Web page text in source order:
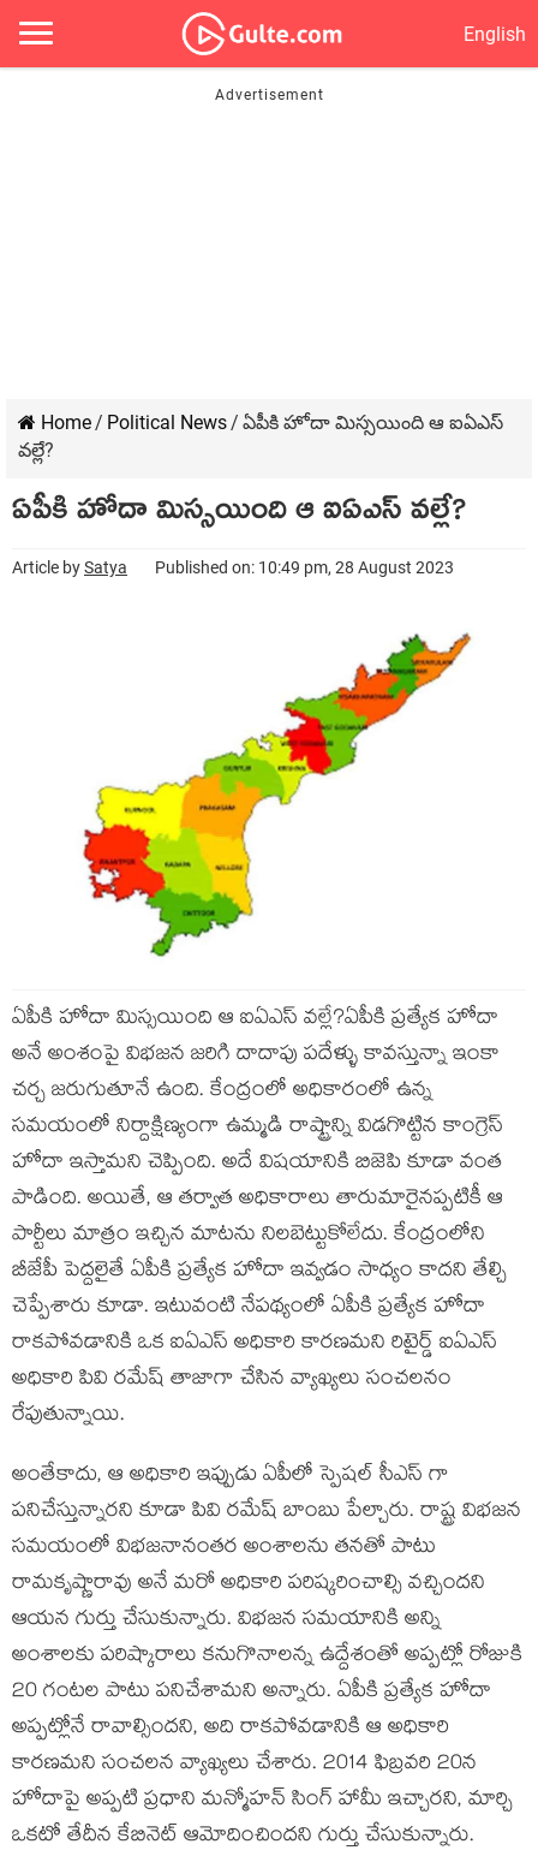
English
Home/ Political News/ ఏపీకి హోదా మిస్సయింది ఆ ఐఏఎస్
వల్లే?
ఏపీకి హోదా మిస్సయింది ఆ ఐఏఎస్ వల్లే?
Article bySatya Published on: 10:49 pm, 28 August 2023
ఏపీకి హోదా మిస్సయింది ఆ ఐఏఎస్ వల్లే?ఏపీకి ప్రత్యేక హోదా
అనే అంశంపై విభజన జరిగి దాదాపు పదేళ్ళు కావస్తున్నా ఇంకా
చర్చ జరుగుతూనే ఉంది. కేంద్రంలో అధికారంలో ఉన్న
సమయంలో నిర్దాక్షిణ్యంగా ఉమ్మడి రాష్ట్రాన్ని విడగొట్టిన కాంగ్రెస్
హోదా ఇస్తామని చెప్పింది. అదే విషయానికి బిజెపి కూడా వంత
పాడింది. అయితే, ఆ తర్వాత అధికారాలు తారుమారైనప్పటికీ ఆ
పార్టీలు మాత్రం ఇచ్చిన మాటను నిలబెట్టుకోలేదు. కేంద్రంలోని
బీజేపీ పెద్దలైతే ఏపీకి ప్రత్యేక హోదా ఇవ్వడం సాధ్యం కాదని తేల్చి
చెప్పేశారు కూడా. ఇటువంటి నేపథ్యంలో ఏపీకి ప్రత్యేక హోదా
రాకపోవడానికి ఒక ఐఏఎస్ అధికారి కారణమని రిటైర్డ్ ఐఏఎస్
అధికారి పివి రమేష్ తాజాగా చేసిన వ్యాఖ్యలు సంచలనం
రేపుతున్నాయి.
అంతేకాదు, ఆ అధికారి ఇప్పుడు ఏపీలో స్పెషల్ సీఎస్ గా
పనిచేస్తున్నారని కూడా పివి రమేష్ బాంబు పేల్చారు. రాష్ట్ర విభజన
సమయంలో విభజనానంతర అంశాలను తనతో పాటు
రామకృష్ణారావు అనే మరో అధికారి పరిష్కరించాల్సి వచ్చిందని
ఆయన గుర్తు చేసుకున్నారు. విభజన సమయానికి అన్ని
అంశాలకు పరిష్కారాలు కనుగొనాలన్న ఉద్దేశంతో అప్పట్లో రోజుకి
20 గంటల పాటు పనిచేశామని అన్నారు. ఏపీకి ప్రత్యేక హోదా
అప్పట్లోనే రావాల్సిందని, అది రాకపోవడానికి ఆ అధికారి
కారణమని సంచలన వ్యాఖ్యలు చేశారు. 2014 ఫిబ్రవరి 20న
హోదాపై అప్పటి ప్రధాని మన్మోహన్ సింగ్ హామీ ఇచ్చారని, మార్చి
ఒకటో తేదీన కేబినెట్ ఆమోదించిందని గుర్తు చేసుకున్నారు.